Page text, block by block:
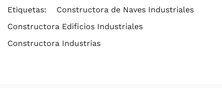
Etiquetas:
Constructora de Naves Industriales
Constructora Edificios Industriales
Constructora Industrias